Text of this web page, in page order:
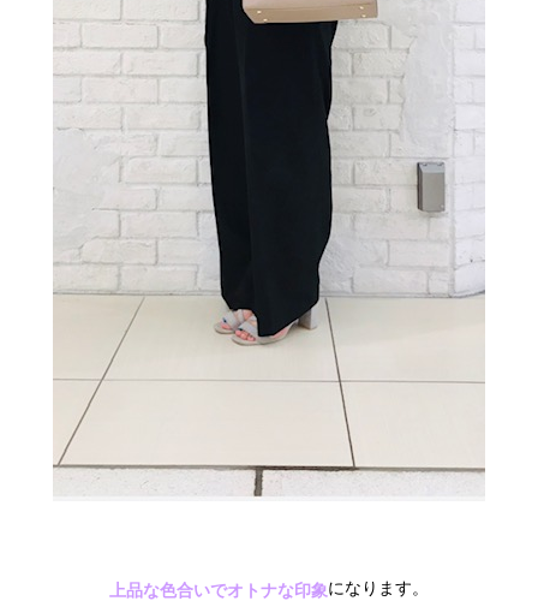
上品な色合いでオトナな印象になります。